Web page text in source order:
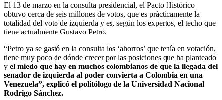
El 13 de marzo en la consulta presidencial, el Pacto Histórico
obtuvo cerca de seis millones de votos, que es prácticamente la
totalidad del voto de izquierda y es, según los expertos, el techo que
tiene actualmente Gustavo Petro.
“Petro ya se gastó en la consulta los ‘ahorros’ que tenía en votación,
tiene muy poco de dónde crecer por las posiciones que ha planteado
y el miedo que hay en muchos colombianos de que la llegada del
senador de izquierda al poder convierta a Colombia en una
Venezuela”, explicó el politólogo de la Universidad Nacional
Rodrigo Sánchez.